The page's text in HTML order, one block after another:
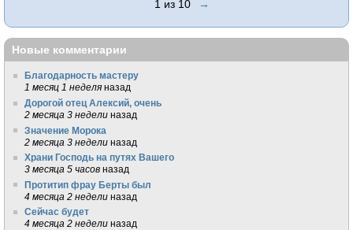
1 из 10 →
Новые комментарии
Благодарность мастеру
1 месяц 1 неделя назад
Дорогой отец Алексий, очень
2 месяца 3 недели назад
Значение Морока
2 месяца 3 недели назад
Храни Господь на путях Вашего
3 месяца 5 часов назад
Протитип фрау Берты был
4 месяца 2 недели назад
Сейчас будет
4 месяца 2 недели назад